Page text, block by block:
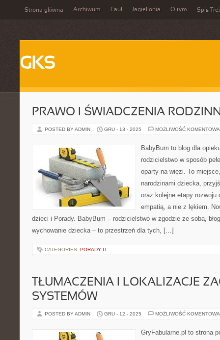
Strona główna Archiwum Faul Jagiellonia O tym Spis
GKS
PRAWO I ŚWIADCZENIA
POSTED BY ADMIN GRU - 13 - 2025 MOŻLIWOŚĆ
BabyBum to blog dla
rodzicielstwo w sposób
oparty na więzi. To
narodzinami dziecka,
oraz kolejne etapy rozwoju
empatią, a nie z lękiem.
dzieci i Porady. BabyBum – rodzicielstwo w zgodzie ze sobą,
wychowanie dziecka – to przestrzeń dla tych, […]
CATEGORIES: PORADY IT
TŁUMACZENIA I LOKALIZACJE
SYSTEMÓW
POSTED BY ADMIN GRU - 12 - 2025 MOŻLIWOŚĆ
GryFabularne.pl to strona